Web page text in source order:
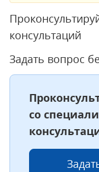
консультаций
Задать вопрос
со